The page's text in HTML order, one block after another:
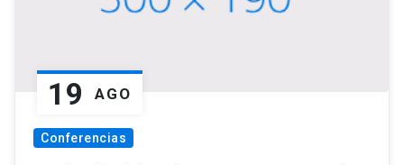
19 AGO
Conferencias